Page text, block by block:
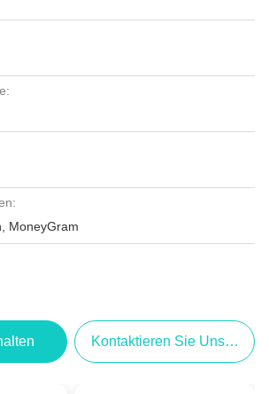
MoneyGram
Kontaktieren Sie Uns Jetzt